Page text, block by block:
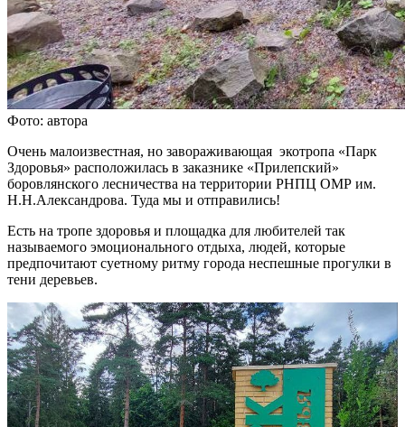
Фото: автора
Очень малоизвестная, но завораживающая экотропа «Парк
Здоровья» расположилась в заказнике «Прилепский»
боровлянского лесничества на территории РНПЦ ОМР им.
Н.Н.Александрова. Туда мы и отправились!
Есть на тропе здоровья и площадка для любителей так
называемого эмоционального отдыха, людей, которые
предпочитают суетному ритму города неспешные прогулки в
тени деревьев.